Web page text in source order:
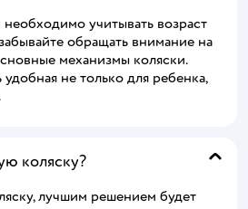
учитывать возраст
обращать внимание на
механизмы коляски.
не только для ребенка,
коляску?
лучшим решением будет